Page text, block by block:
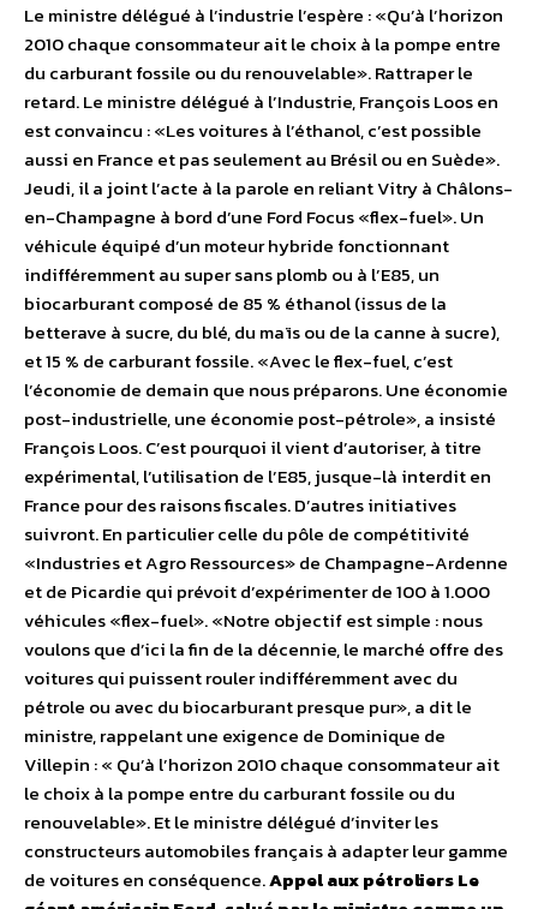
Le ministre délégué à l’industrie l’espère : «Qu’à l’horizon
2010 chaque consommateur ait le choix à la pompe entre
du carburant fossile ou du renouvelable». Rattraper le
retard. Le ministre délégué à l’Industrie, François Loos en
est convaincu : «Les voitures à l’éthanol, c’est possible
aussi en France et pas seulement au Brésil ou en Suède».
Jeudi, il a joint l’acte à la parole en reliant Vitry à Châlons-
en-Champagne à bord d’une Ford Focus «flex-fuel». Un
véhicule équipé d’un moteur hybride fonctionnant
indifféremment au super sans plomb ou à l’E85, un
biocarburant composé de 85 % éthanol (issus de la
betterave à sucre, du blé, du maïs ou de la canne à sucre),
et 15 % de carburant fossile. «Avec le flex-fuel, c’est
l’économie de demain que nous préparons. Une économie
post-industrielle, une économie post-pétrole», a insisté
François Loos. C’est pourquoi il vient d’autoriser, à titre
expérimental, l’utilisation de l’E85, jusque-là interdit en
France pour des raisons fiscales. D’autres initiatives
suivront. En particulier celle du pôle de compétitivité
«Industries et Agro Ressources» de Champagne-Ardenne
et de Picardie qui prévoit d’expérimenter de 100 à 1.000
véhicules «flex-fuel». «Notre objectif est simple : nous
voulons que d’ici la fin de la décennie, le marché offre des
voitures qui puissent rouler indifféremment avec du
pétrole ou avec du biocarburant presque pur», a dit le
ministre, rappelant une exigence de Dominique de
Villepin : « Qu’à l’horizon 2010 chaque consommateur ait
le choix à la pompe entre du carburant fossile ou du
renouvelable». Et le ministre délégué d’inviter les
constructeurs automobiles français à adapter leur gamme
de voitures en conséquence.Appel aux pétroliers Le